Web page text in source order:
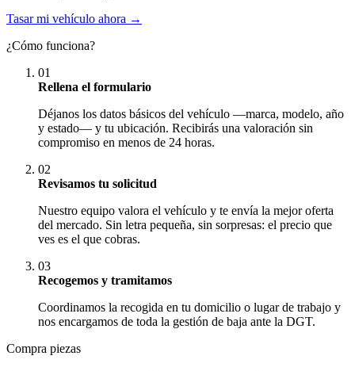
Tasar mi vehículo ahora →
¿Cómo funciona?
01
Rellena el formulario
Déjanos los datos básicos del vehículo —marca, modelo, año
y estado— y tu ubicación. Recibirás una valoración sin
compromiso en menos de 24 horas.
02
Revisamos tu solicitud
Nuestro equipo valora el vehículo y te envía la mejor oferta
del mercado. Sin letra pequeña, sin sorpresas: el precio que
ves es el que cobras.
03
Recogemos y tramitamos
Coordinamos la recogida en tu domicilio o lugar de trabajo y
nos encargamos de toda la gestión de baja ante la DGT.
Compra piezas